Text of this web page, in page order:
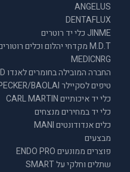
ANGELUS
DENTAFLUX
JINME כלי יד רוטרים
M.D.T מקדחי יהלום וכלים רוטורים
MEDICNRG
החברה המובילה בחומרים לאנדו META BIOMED
טיפים לסקיילר WOODPECKER/BAOLAI
כלי יד איכותיים CARL MARTIN
כלי יד במחירים מנצחים
כלים אנדודונטים MANI
מבצעים
פוצרים ממונעים ENDO PRO
שתלים וחלקי על SMART